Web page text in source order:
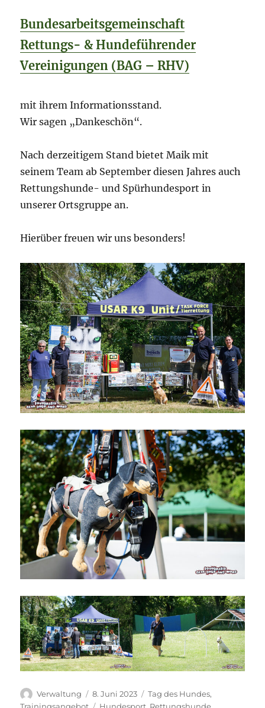
Bundesarbeitsgemeinschaft
Rettungs- & Hundeführender
Vereinigungen (BAG – RHV)
mit ihrem Informationsstand.
Wir sagen „Dankeschön“.
Nachderzeitigem Stand bietet Maik mit
seinem Team ab September diesen Jahres auch
Rettungshunde- und Spürhundesport in
unserer Ortsgruppe an.
Hierüber freuen wir uns besonders!
Autor
Verwaltung
Veröffentlicht
am
8. Juni 2023 Kategorien
Tag des Hundes,
Schlagwörter